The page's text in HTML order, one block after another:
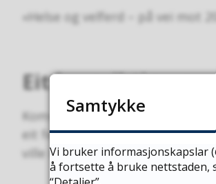
«Helse og velferd – på vei mot
Eit langsiktig og
Kommunane i regionen deler
eit felles kunnskapsgrunnlag,
ville klart åleine.
Samtykke
Vi bruker informasjonskapslar
å fortsette å bruke nettstaden,